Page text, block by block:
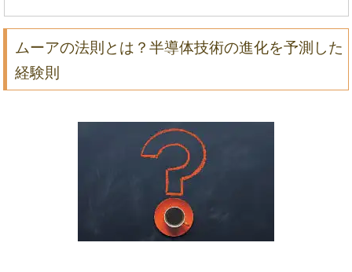
ムーアの法則とは？半導体技術の進化を予測した
経験則